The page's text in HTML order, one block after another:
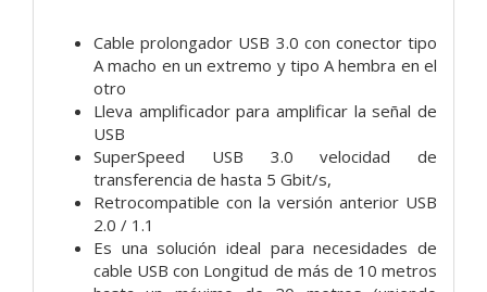
Cable prolongador USB 3.0 con conector tipo
A macho en un extremo y tipo A hembra en el
otro
Lleva amplificador para amplificar la señal de
USB
SuperSpeed USB 3.0 velocidad de
transferencia de hasta 5 Gbit/s,
Retrocompatible con la versión anterior USB
2.0 / 1.1
Es una solución ideal para necesidades de
cable USB con Longitud de más de 10 metros